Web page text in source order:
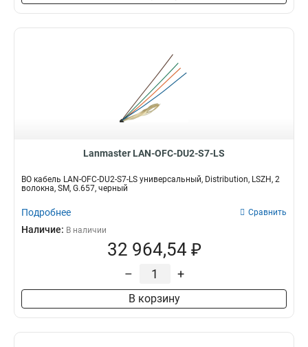
Lanmaster LAN-OFC-DU2-S7-LS
ВО кабель LAN-OFC-DU2-S7-LS универсальный, Distribution, LSZH, 2
волокна, SM, G.657, черный
Подробнее Сравнить
Наличие: В наличии
32 964,54 ₽
– +
В корзину